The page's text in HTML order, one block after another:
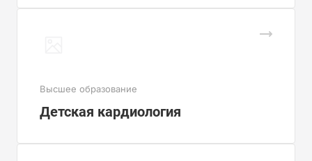
Высшее образование
Детская кардиология